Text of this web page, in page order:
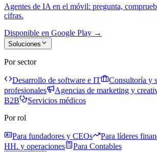
Agentes de IA en el móvil: pregunta,
cifras.
Disponible en Google Play →
Soluciones
Por sector
Desarrollo de software e IT
Consultoría y
profesionales
Agencias de marketing y
B2B
Servicios médicos
Por rol
Para fundadores y CEOs Para líderes
HH. y operaciones
Para Contables